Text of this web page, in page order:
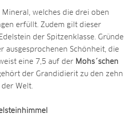
welches die drei oben
erfüllt. Zudem gilt dieser
der Spitzenklasse. Gründe
ausgesprochenen Schönheit, die
eine 7,5 auf der Mohs´schen
der Grandidierit zu den zehn
Welt.